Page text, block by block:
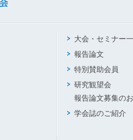
大会・セミナー
報告論文
特別賛助会員
研究観望会
報告論文募集の
学会誌のご紹介